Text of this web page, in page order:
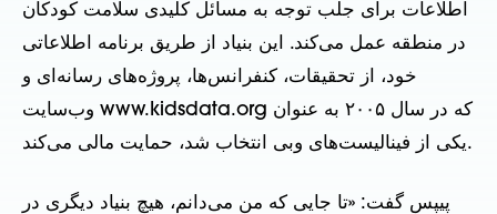
اطلاعات برای جلب توجه به مسائل کلیدی سلامت کودکان
در منطقه عمل می‌کند. این بنیاد از طریق برنامه اطلاعاتی
خود، از تحقیقات، کنفرانس‌ها، پروژه‌های رسانه‌ای و
وب‌سایت www.kidsdata.org که در سال ۲۰۰۵ به عنوان
یکی از فینالیست‌های وبی انتخاب شد، حمایت مالی می‌کند.
پیپس گفت: «تا جایی که من می‌دانم، هیچ بنیاد دیگری در